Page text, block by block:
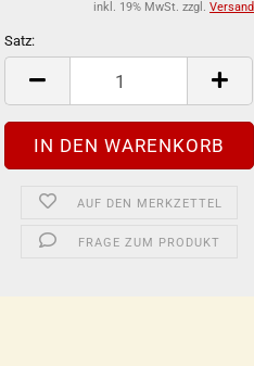
inkl. 19% MwSt. zzgl. Versand
Satz:
Satz
AUF DEN MERKZETTEL
FRAGE ZUM PRODUKT